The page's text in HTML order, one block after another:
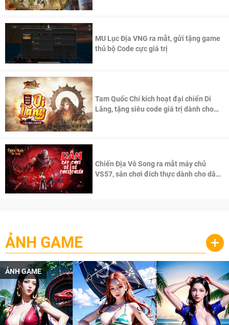
MU Lục Địa VNG ra mắt, gửi tặng game
thủ bộ Code cực giá trị
Tam Quốc Chí kích hoạt đại chiến Di
Lăng, tặng siêu code giá trị dành cho
Chiến Địa Vô Song ra mắt máy chủ
VS57, sân chơi đích thực dành cho dân
ẢNH GAME +
ẢNH GAME